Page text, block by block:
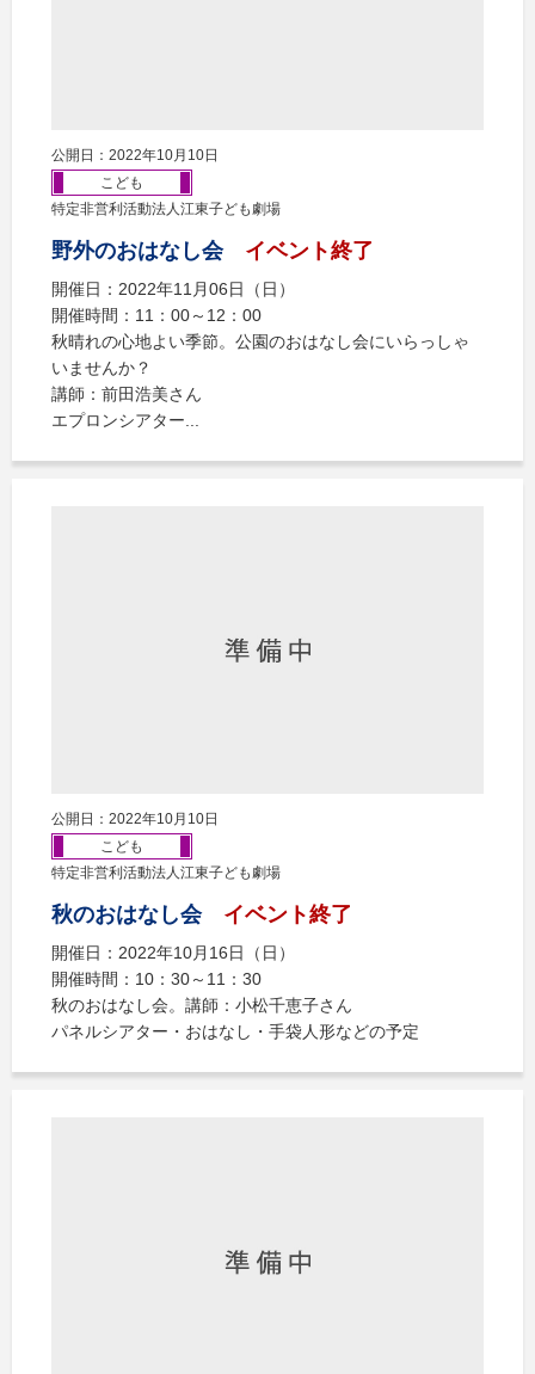
公開日：2022年10月10日
こども
特定非営利活動法人江東子ども劇場
野外のおはなし会 イベント終了
開催日：2022年11月06日（日）
開催時間：11：00～12：00
秋晴れの心地よい季節。公園のおはなし会にいらっしゃ
いませんか？
講師：前田浩美さん
エプロンシアター...
公開日：2022年10月10日
こども
特定非営利活動法人江東子ども劇場
秋のおはなし会 イベント終了
開催日：2022年10月16日（日）
開催時間：10：30～11：30
秋のおはなし会。講師：小松千恵子さん
パネルシアター・おはなし・手袋人形などの予定